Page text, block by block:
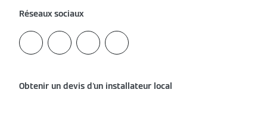
Réseaux sociaux
Obtenir un devis d'un installateur local